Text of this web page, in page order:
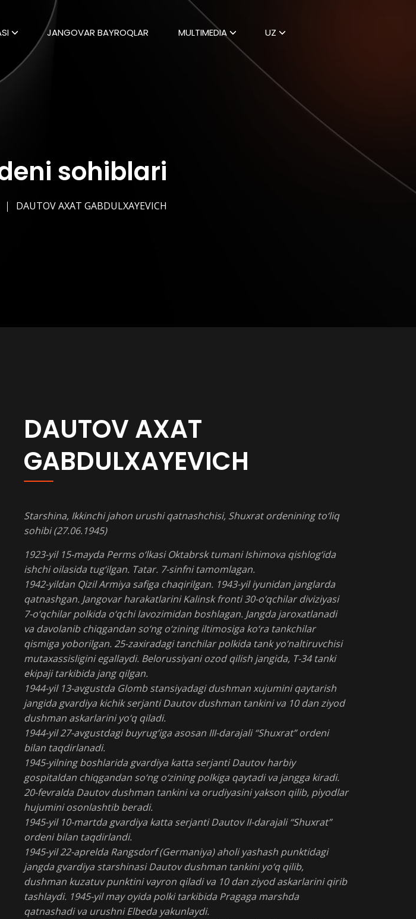
JANGOVAR BAYROQLAR MULTIMEDIA UZ
sohiblari
DAUTOV AXAT GABDULXAYEVICH
DAUTOV AXAT
GABDULXAYEVICH
Starshina, Ikkinchi jahon urushi qatnashchisi, Shuxrat ordenining to‘liq
sohibi (27.06.1945)
1923-yil 15-mayda Perms o‘lkasi Oktabrsk tumani Ishimova qishlog‘ida
ishchi oilasida tug‘ilgan. Tatar. 7-sinfni tamomlagan.
1942-yildan Qizil Armiya safiga chaqirilgan. 1943-yil iyunidan janglarda
qatnashgan. Jangovar harakatlarini Kalinsk fronti 30-o‘qchilar diviziyasi
7-o‘qchilar polkida o‘qchi lavozimidan boshlagan. Jangda jaroxatlanadi
va davolanib chiqgandan so‘ng o‘zining iltimosiga ko‘ra tankchilar
qismiga yoborilgan. 25-zaxiradagi tanchilar polkida tank yo‘naltiruvchisi
mutaxassisligini egallaydi. Belorussiyani ozod qilish jangida, T-34 tanki
ekipaji tarkibida jang qilgan.
1944-yil 13-avgustda Glomb stansiyadagi dushman xujumini qaytarish
jangida gvardiya kichik serjanti Dautov dushman tankini va 10 dan ziyod
dushman askarlarini yo‘q qiladi.
1944-yil 27-avgustdagi buyrug‘iga asosan III-darajali “Shuxrat” ordeni
bilan taqdirlanadi.
1945-yilning boshlarida gvardiya katta serjanti Dautov harbiy
gospitaldan chiqgandan so‘ng o‘zining polkiga qaytadi va jangga kiradi.
20-fevralda Dautov dushman tankini va orudiyasini yakson qilib, piyodlar
hujumini osonlashtib beradi.
1945-yil 10-martda gvardiya katta serjanti Dautov II-darajali “Shuxrat”
ordeni bilan taqdirlandi.
1945-yil 22-aprelda Rangsdorf (Germaniya) aholi yashash punktidagi
jangda gvardiya starshinasi Dautov dushman tankini yo‘q qilib,
dushman kuzatuv punktini vayron qiladi va 10 dan ziyod askarlarini qirib
tashlaydi. 1945-yil may oyida polki tarkibida Pragaga marshda
qatnashadi va urushni Elbeda yakunlaydi.